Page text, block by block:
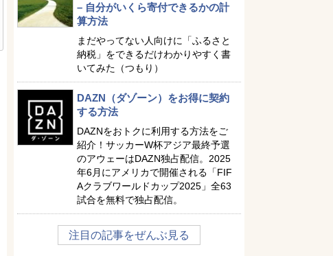
– 自分がいくら寄付できるかの計
算方法
まだやってない人向けに「ふるさと
納税」をできるだけわかりやすく書
いてみた（つもり）
DAZN（ダゾーン）をお得に契約
する方法
DAZNをおトクに利用する方法をご
紹介！サッカーW杯アジア最終予選
のアウェーはDAZN独占配信。2025
年6月にアメリカで開催される「FIF
Aクラブワールドカップ2025」全63
試合を無料で独占配信。
注目の記事をぜんぶ見る